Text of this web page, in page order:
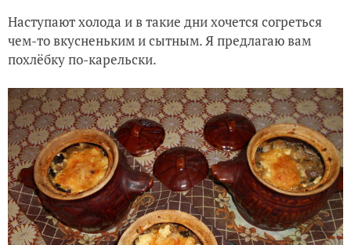
Наступают холода и в такие дни хочется согреться
чем-то вкусненьким и сытным. Я предлагаю вам
похлёбку по-карельски.